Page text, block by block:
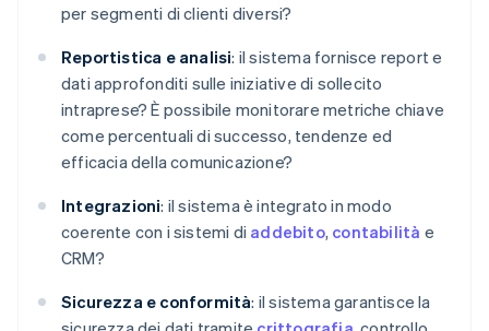
per segmenti di clienti diversi?
Reportistica e analisi: il sistema fornisce report e
dati approfonditi sulle iniziative di sollecito
intraprese? È possibile monitorare metriche chiave
come percentuali di successo, tendenze ed
efficacia della comunicazione?
Integrazioni: il sistema è integrato in modo
coerente con i sistemi di addebito, contabilità e
CRM?
Sicurezza e conformità: il sistema garantisce la